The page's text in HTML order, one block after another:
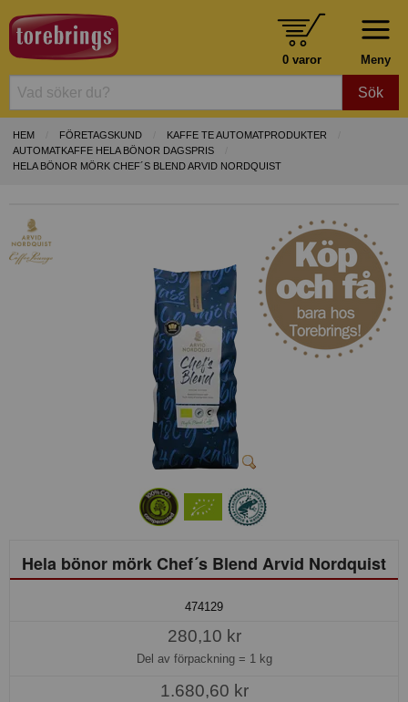
Meny
0 varor
Sök
HEM FÖRETAGSKUND
KAFFE TE AUTOMATPRODUKTER
AUTOMATKAFFE HELA BÖNOR DAGSPRIS
HELA BÖNOR MÖRK CHEF´S BLEND ARVID NORDQUIST
Hela bönor mörk Chef´s Blend Arvid Nordquist
474129
280,10 kr
Del av förpackning = 1 kg
1.680,60 kr